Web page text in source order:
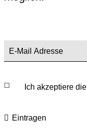
Ich akzeptiere die
Eintragen